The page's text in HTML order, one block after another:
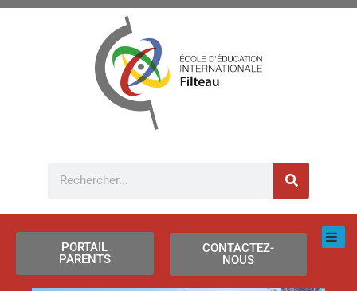
Aller
PORTAIL
PARENTS
CONTACTEZ-
NOUS